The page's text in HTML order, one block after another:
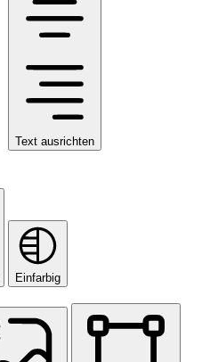
Text ausrichten
Einfarbig